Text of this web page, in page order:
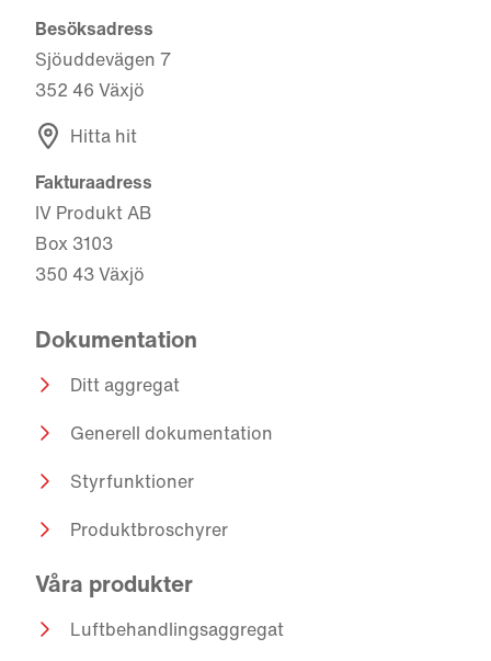
Besöksadress
Sjöuddevägen 7
352 46 Växjö
Hitta hit
Fakturaadress
IV Produkt AB
Box 3103
350 43 Växjö
Dokumentation
Ditt aggregat
Generell dokumentation
Styrfunktioner
Produktbroschyrer
Våra produkter
Luftbehandlingsaggregat